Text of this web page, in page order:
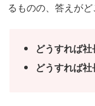
るものの、答えがど
どうすれば
どうすれば